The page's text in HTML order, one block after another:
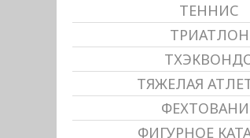
ТЕННИС
ТРИАТЛОН
ТЯЖЕЛАЯ
ФИГУРНОЕ